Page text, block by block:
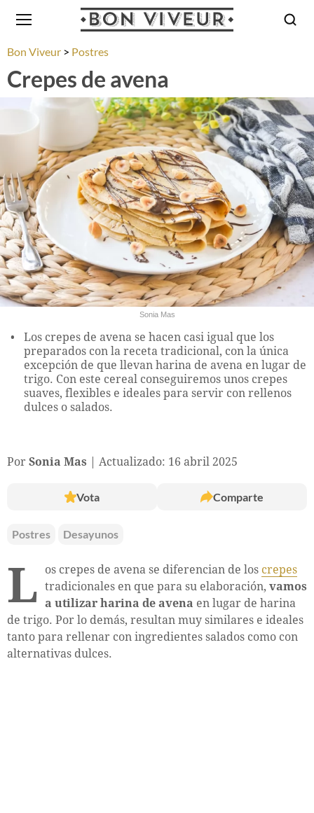
Bon Viveur Postres
Crepes de avena
Sonia Mas
Los crepes de avena se hacen casi igual que los
preparados con la receta tradicional, con la única
excepción de que llevan harina de avena en lugar de
trigo. Con este cereal conseguiremos unos crepes
suaves, flexibles e ideales para servir con rellenos
dulces o salados.
Por Sonia Mas Actualizado: 16 abril 2025
Vota Comparte
Postres Desayunos
L os crepes de avena se diferencian de los crepes
tradicionales en que para su elaboración, vamos
a utilizar harina de avena en lugar de harina
de trigo. Por lo demás, resultan muy similares e ideales
tanto para rellenar con ingredientes salados como con
alternativas dulces.